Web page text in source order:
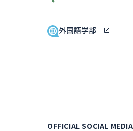
外国語学部
OFFICIAL SOCIAL MEDIA